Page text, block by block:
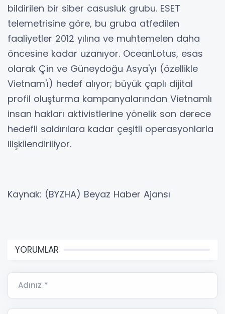
bildirilen bir siber casusluk grubu. ESET
telemetrisine göre, bu gruba atfedilen
faaliyetler 2012 yılına ve muhtemelen daha
öncesine kadar uzanıyor. OceanLotus, esas
olarak Çin ve Güneydoğu Asya'yı (özellikle
Vietnam'ı) hedef alıyor; büyük çaplı dijital
profil oluşturma kampanyalarından Vietnamlı
insan hakları aktivistlerine yönelik son derece
hedefli saldırılara kadar çeşitli operasyonlarla
ilişkilendiriliyor.
Kaynak: (BYZHA) Beyaz Haber Ajansı
YORUMLAR
Adınız *